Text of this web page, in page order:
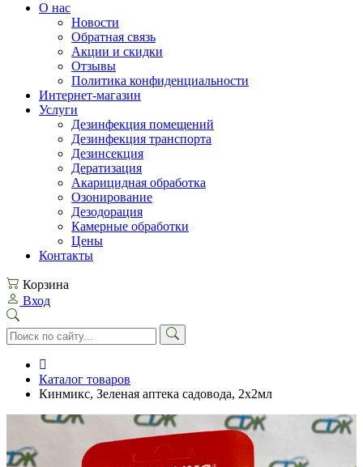
О нас
Новости
Обратная связь
Акции и скидки
Отзывы
Политика конфиденциальности
Интернет-магазин
Услуги
Дезинфекция помещений
Дезинфекция транспорта
Дезинсекция
Дератизация
Акарицидная обработка
Озонирование
Дезодорация
Камерные обработки
Цены
Контакты
Корзина
Вход
Каталог товаров
Кинмикс, Зеленая аптека садовода, 2х2мл